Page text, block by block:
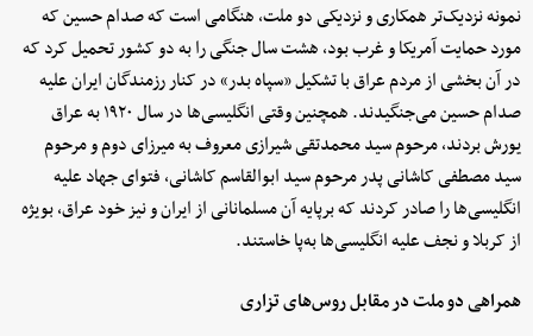
نمونه نزدیک‌تر همکاری و نزدیکی دو ملت، هنگامی است که صدام حسین که
مورد حمایت آمریکا و غرب بود، هشت سال جنگی را به دو کشور تحمیل کرد که
در آن بخشی از مردم عراق با تشکیل «سپاه بدر» در کنار رزمندگان ایران علیه
صدام حسین می‌جنگیدند. همچنین وقتی انگلیسی‌ها در سال ۱۹۲۰ به عراق
یورش بردند، مرحوم سید محمدتقی شیرازی معروف به میرزای دوم و مرحوم
سید مصطفی کاشانی پدر مرحوم سید ابوالقاسم کاشانی، فتوای جهاد علیه
انگلیسی‌ها را صادر کردند که برپایه آن مسلمانانی از ایران و نیز خود عراق، بویژه
از کربلا و نجف علیه انگلیسی‌ها به‌پا خاستند.
همراهی دو ملت در مقابل روس‌های تزاری